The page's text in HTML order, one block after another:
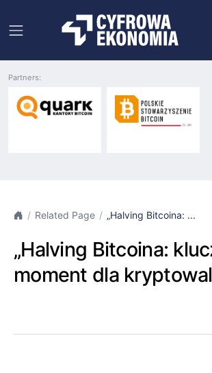
Partners:
Related Page „Halving Bitcoina: ...
„Halving Bitcoina:
moment dla